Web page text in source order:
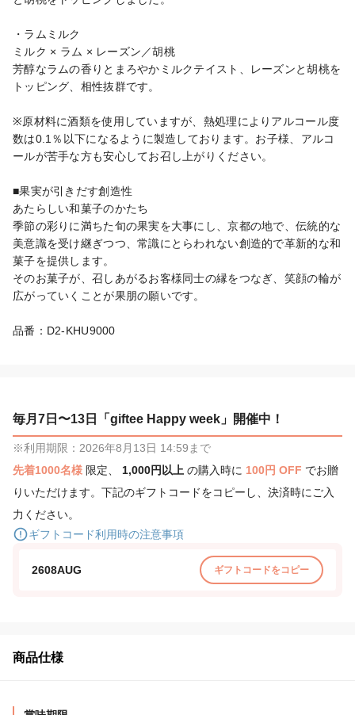
・ラムミルク
ミルク × ラム × レーズン／胡桃
芳醇なラムの香りとまろやかミルクテイスト、レーズンと胡桃を
トッピング、相性抜群です。
※原材料に酒類を使用していますが、熱処理によりアルコール度
数は0.1％以下になるように製造しております。お子様、アルコ
ールが苦手な方も安心してお召し上がりください。
■果実が引きだす創造性
あたらしい和菓子のかたち
季節の彩りに満ちた旬の果実を大事にし、京都の地で、伝統的な
美意識を受け継ぎつつ、常識にとらわれない創造的で革新的な和
菓子を提供します。
そのお菓子が、召しあがるお客様同士の縁をつなぎ、笑顔の輪が
広がっていくことが果朋の願いです。
品番：D2-KHU9000
毎月7日〜13日「giftee Happy week」開催中！
※利用期限：2026年8月13日 14:59まで
先着1000名様 限定、 1,000円以上 の購入時に 100円 OFF でお贈
りいただけます。下記のギフトコードをコピーし、決済時にご入
力ください。
ギフトコード利用時の注意事項
2608AUG ギフトコードをコピー
商品仕様